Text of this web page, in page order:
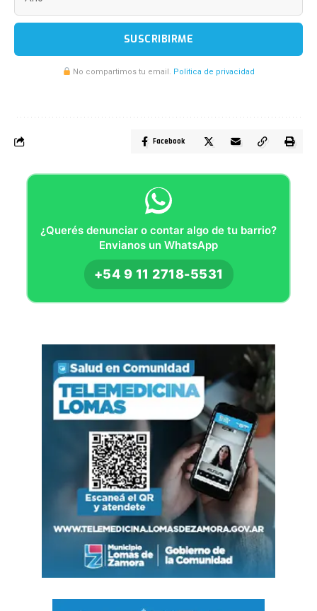
SUSCRIBIRME
No compartimos tu email. Politica de privacidad
Facebook
¿Querés denunciar o contar algo de tu barrio?
Envianos un WhatsApp
+54 9 11 2718-5531